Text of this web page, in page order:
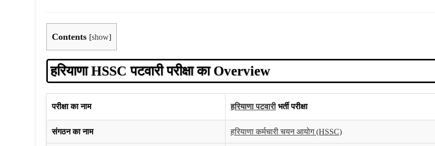
Contents [show]
हरियाणा HSSC पटवारी परीक्षा का Overview
परीक्षा का नाम हरियाणा पटवारीभर्ती परीक्षा
संगठन का नाम हरियाणा कर्मचारी चयन आयोग (HSSC)